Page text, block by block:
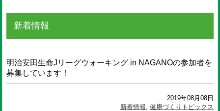
新着情報
明治安田生命Jリーグウォーキング in NAGANOの参加者を
募集しています！
2019年08月08日
新着情報 健康づくりトピックス